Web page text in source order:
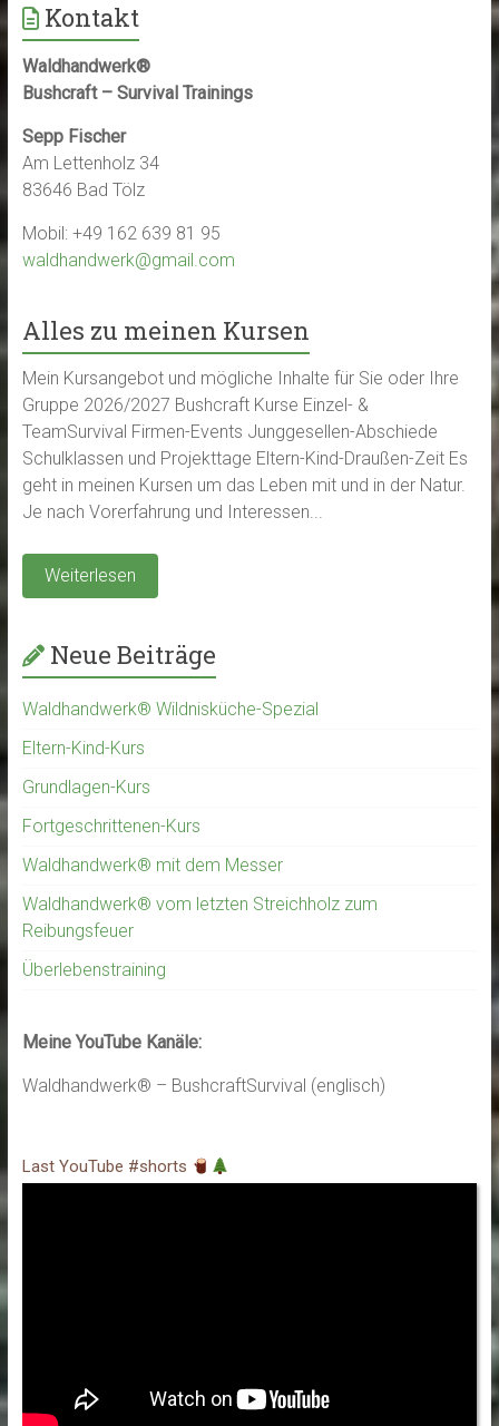
Kontakt
Waldhandwerk®
Bushcraft – Survival Trainings
Sepp Fischer
Am Lettenholz 34
83646 Bad Tölz
Mobil: +49 162 639 81 95
waldhandwerk@gmail.com
Alles zu meinen Kursen
Mein Kursangebot und mögliche Inhalte für Sie oder Ihre
Gruppe 2026/2027 Bushcraft Kurse Einzel- &
TeamSurvival Firmen-Events Junggesellen-Abschiede
Schulklassen und Projekttage Eltern-Kind-Draußen-Zeit Es
geht in meinen Kursen um das Leben mit und in der Natur.
Je nach Vorerfahrung und Interessen...
Weiterlesen
Neue Beiträge
Waldhandwerk® Wildnisküche-Spezial
Eltern-Kind-Kurs
Grundlagen-Kurs
Fortgeschrittenen-Kurs
Waldhandwerk® mit dem Messer
Waldhandwerk® vom letzten Streichholz zum
Reibungsfeuer
Überlebenstraining
Meine YouTube Kanäle:
Waldhandwerk® – BushcraftSurvival (englisch)
Last YouTube #shorts